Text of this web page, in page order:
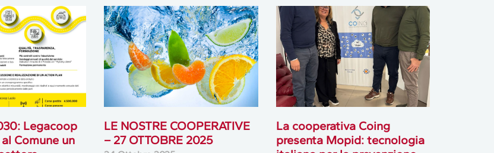
Legacoop
Comune un
LE NOSTRE COOPERATIVE
– 27 OTTOBRE 2025
La cooperativa Coing
presenta Mopid: tecnologia